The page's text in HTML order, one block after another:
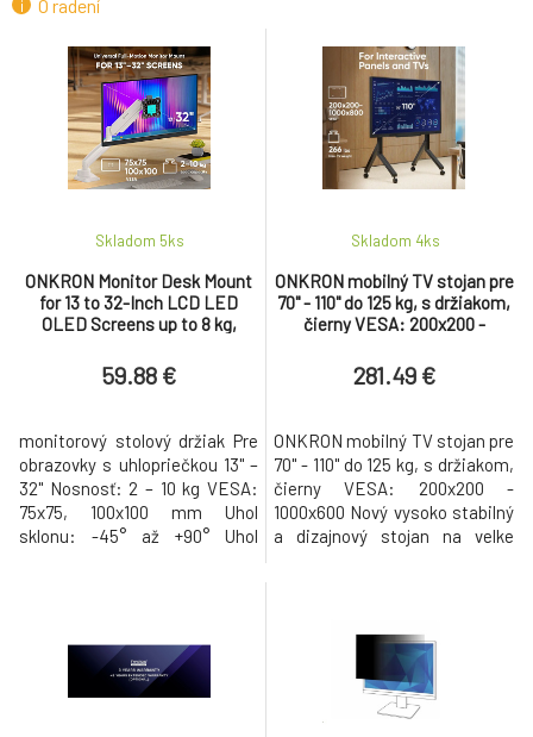
ROG Ergo Monitor Arm AAS01
329.46 €
HP Care Pack - Oprava výmenou nasledujúci
pracovný deň, 4 roky
18.71 €
183.57 €
ONKRON Dual Monitor Stand for 13"-32"
Screens up to 8 kg, Black
70.79 €
O radení
ONKRON Monitor Desk Mount
for 13 to 32-Inch LCD LED
OLED Screens up to 8 kg,
Skladom 5ks
59.88 €
monitorový stolový držiak Pre
obrazovky s uhlopriečkou 13" –
32" Nosnosť: 2 – 10 kg VESA:
75x75, 100x100 mm Uhol
sklonu: -45° až +90° Uhol
Farba: čiernobiela Orientácia
obrazovky na výšku/na šírku
Inštalácia na okraj stola alebo
ONKRON mobilný TV stojan pre
70" - 110" do 125 kg, s držiakom,
čierny VESA: 200x200 -
Skladom 4ks
281.49 €
ONKRON mobilný TV stojan pre
70" - 110" do 125 kg, s držiakom,
čierny VESA: 200x200 -
1000x600 Nový vysoko stabilný
a dizajnový stojan na velke
interaktívne panely a televízory
Bezpečné pre jemné podlahové
krytiny Polica na pohodlné
umiestnenie príslušenstva V